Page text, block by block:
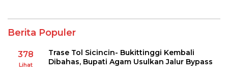
Berita Populer
378
Lihat
Trase Tol Sicincin- Bukittinggi Kembali
Dibahas, Bupati Agam Usulkan Jalur Bypass